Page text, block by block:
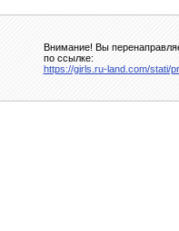
Внимание! Вы
по ссылке:
https://girls.ru-land.com/stati/